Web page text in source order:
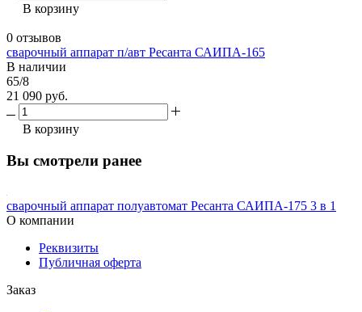
В корзину
0 отзывов
сварочный аппарат п/авт Ресанта САИПА-165
В наличии
65/8
21 090 руб.
В корзину
Вы смотрели ранее
сварочный аппарат полуавтомат Ресанта САИПА-175 3 в 1
О компании
Реквизиты
Публичная оферта
Заказ